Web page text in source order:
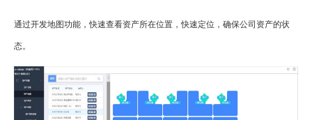
通过开发地图功能，快速查看资产所在位置，快速定位，确保公司资产的状
态。